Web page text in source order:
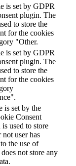
is set by GDPR
plugin. The
to store the
for the cookies
"Other.
is set by GDPR
plugin. The
to store the
for the cookies
is set by the
Consent
used to store
user has
the use of
not store any